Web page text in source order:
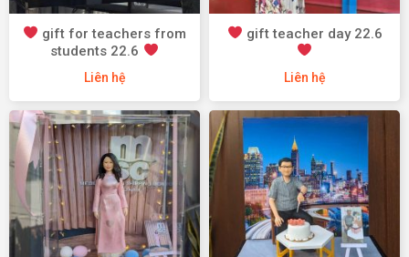
gift for teachers from
students 22.6
Liên hệ
gift teacher day 22.6
Liên hệ